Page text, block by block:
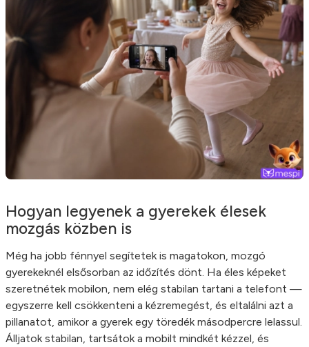
Hogyan legyenek a gyerekek élesek
mozgás közben is
Még ha jobb fénnyel segítetek is magatokon, mozgó
gyerekeknél elsősorban az időzítés dönt. Ha éles képeket
szeretnétek mobilon, nem elég stabilan tartani a telefont —
egyszerre kell csökkenteni a kézremegést, és eltalálni azt a
pillanatot, amikor a gyerek egy töredék másodpercre lelassul.
Álljatok stabilan, tartsátok a mobilt mindkét kézzel, és